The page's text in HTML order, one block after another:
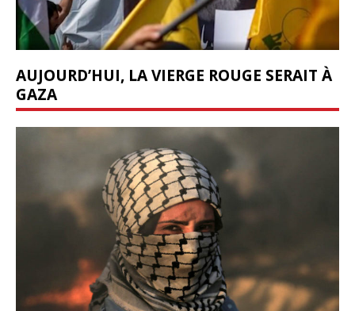
AUJOURD’HUI, LA VIERGE ROUGE SERAIT À
GAZA